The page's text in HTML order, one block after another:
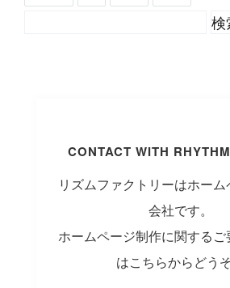
CONTACT WITH
リズムファクトリーはホー
会社です。
ホームページ制作に関する
はこちらからどうぞ